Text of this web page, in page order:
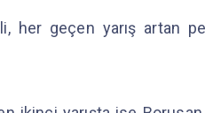
her geçen yarış artan